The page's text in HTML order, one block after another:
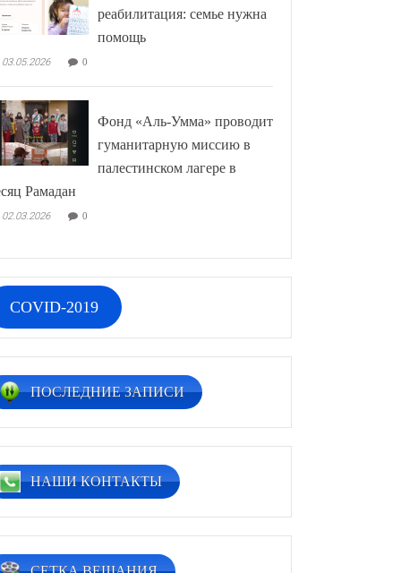
реабилитация: семье нужна
помощь
03.05.2026 0
Фонд «Аль-Умма» проводит
гуманитарную миссию в
палестинском лагере в
Рамадан
02.03.2026 0
COVID-2019
ПОСЛЕДНИЕ ЗАПИСИ
НАШИ КОНТАКТЫ